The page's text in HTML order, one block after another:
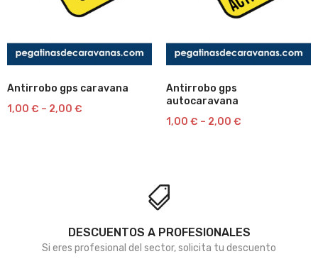
Antirrobo gps caravana
1,00 € – 2,00 €
Antirrobo gps
autocaravana
1,00 € – 2,00 €
DESCUENTOS A PROFESIONALES
Si eres profesional del sector, solicita tu descuento